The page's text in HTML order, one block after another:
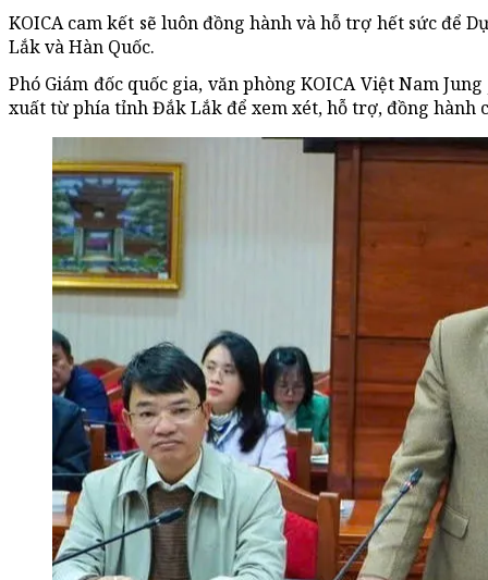
KOICA cam kết sẽ luôn đồng hành và hỗ trợ hết sức để
Lắk và Hàn Quốc.
Phó Giám đốc quốc gia, văn phòng KOICA Việt Nam
xuất từ phía tỉnh Đắk Lắk để xem xét, hỗ trợ, đồng hành